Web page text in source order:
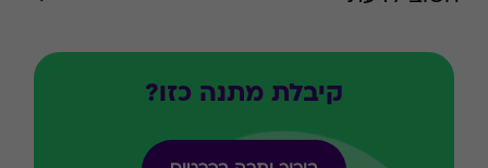
קיבלת מתנה כזו?